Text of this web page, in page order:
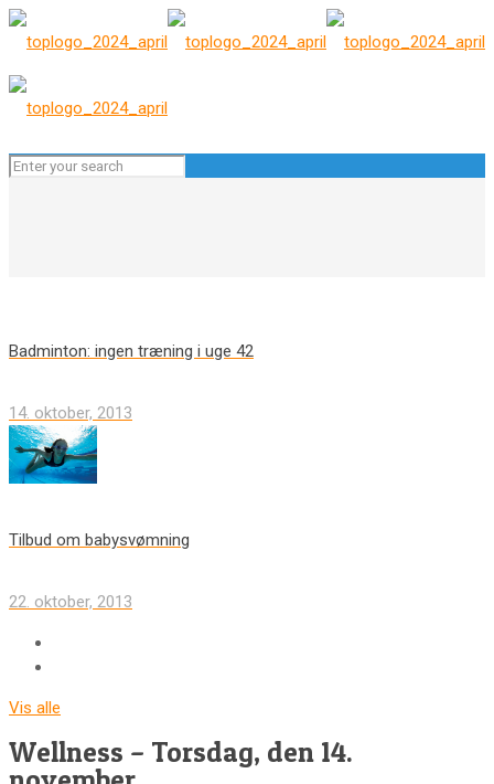
Badminton: ingen træning i uge 42
14. oktober, 2013
Tilbud om babysvømning
22. oktober, 2013
Vis alle
Wellness – Torsdag, den 14.